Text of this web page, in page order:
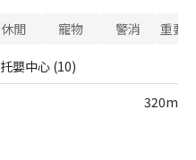
休閒 寵物 警消 重要
托嬰中心 (10)
320m